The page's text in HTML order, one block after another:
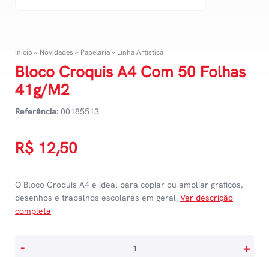
Início» Novidades » Papelaria» Linha Artística
Bloco Croquis A4 Com 50 Folhas
41g/M2
Referência: 00185513
R$ 12,50
O Bloco Croquis A4 e ideal para copiar ou ampliar graficos,
desenhos e trabalhos escolares em geral. Ver descrição
completa
- +